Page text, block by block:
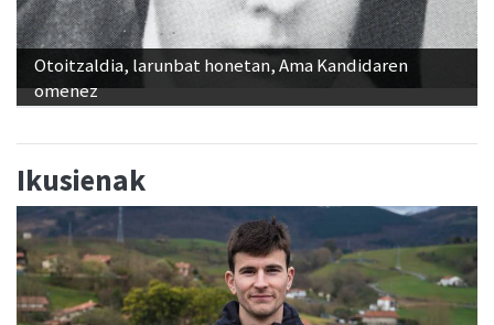
Otoitzaldia, larunbat honetan, Ama Kandidaren
omenez
Ikusienak